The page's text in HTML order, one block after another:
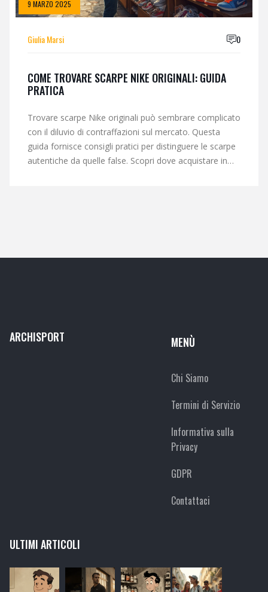
9 MARZO 2025
Giulia Marsi 0
COME TROVARE SCARPE NIKE ORIGINALI: GUIDA
PRATICA
Trovare scarpe Nike originali può sembrare complicato
con il diluvio di contraffazioni sul mercato. Questa
guida fornisce consigli pratici per distinguere le scarpe
autentiche da quelle false. Scopri dove acquistare in
ARCHISPORT MENÙ
Chi Siamo
Termini di Servizio
Informativa sulla
Privacy
GDPR
Contattaci
ULTIMI ARTICOLI